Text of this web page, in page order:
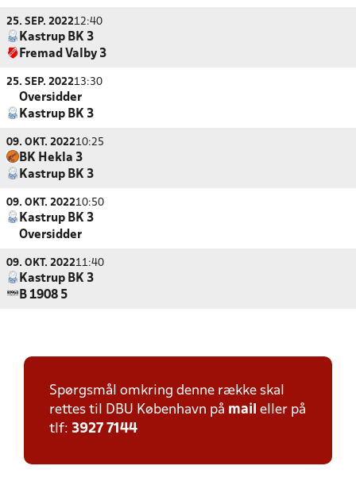
25. SEP. 202212:40
Kastrup BK 3
Fremad Valby 3
25. SEP. 202213:30
Oversidder
Kastrup BK 3
09. OKT. 202210:25
BK Hekla 3
Kastrup BK 3
09. OKT. 202210:50
Kastrup BK 3
Oversidder
09. OKT. 202211:40
Kastrup BK 3
B 1908 5
Spørgsmål omkring denne række skal
rettes til DBU København på mail eller på
tlf: 3927 7144